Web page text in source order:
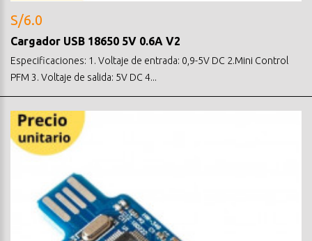
S/6.0
Cargador USB 18650 5V 0.6A V2
Especificaciones: 1. Voltaje de entrada: 0,9-5V DC 2.Mini Control
PFM 3. Voltaje de salida: 5V DC 4...